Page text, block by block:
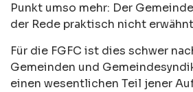
Punkt umso mehr: Der
der Rede praktisch nicht
Für die FGFC ist dies schwer
Gemeinden und
einen wesentlichen Teil jener